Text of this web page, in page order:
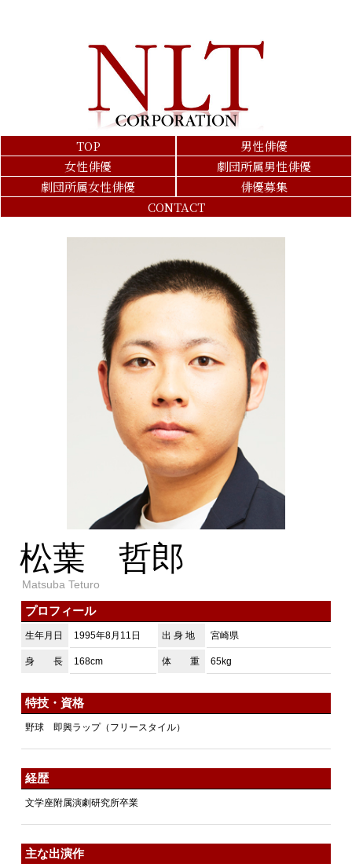
TOP
男性俳優
女性俳優
劇団所属男性俳優
劇団所属女性俳優
俳優募集
CONTACT
松葉 哲郎
Matsuba Teturo
プロフィール
生年月日 1995年8月11日 出 身 地 宮崎県
身 長 168cm 体 重 65kg
特技・資格
野球 即興ラップ（フリースタイル）
経歴
文学座附属演劇研究所卒業
主な出演作